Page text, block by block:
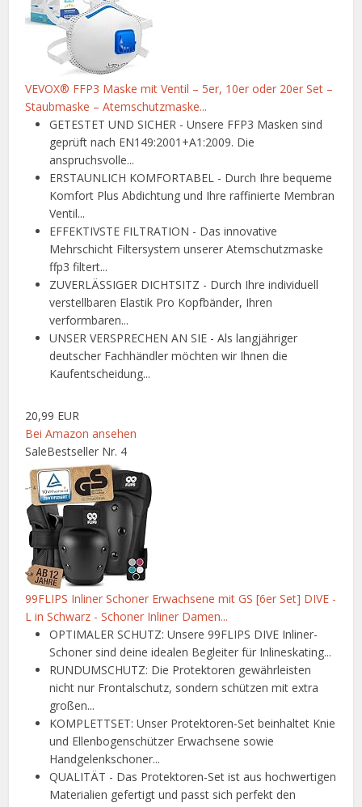
VEVOX® FFP3 Maske mit Ventil – 5er, 10er oder 20er Set –
Staubmaske – Atemschutzmaske...
GETESTET UND SICHER - Unsere FFP3 Masken sind
geprüft nach EN149:2001+A1:2009. Die
anspruchsvolle...
ERSTAUNLICH KOMFORTABEL - Durch Ihre bequeme
Komfort Plus Abdichtung und Ihre raffinierte Membran
Ventil...
EFFEKTIVSTE FILTRATION - Das innovative
Mehrschicht Filtersystem unserer Atemschutzmaske
ffp3 filtert...
ZUVERLÄSSIGER DICHTSITZ - Durch Ihre individuell
verstellbaren Elastik Pro Kopfbänder, Ihren
verformbaren...
UNSER VERSPRECHEN AN SIE - Als langjähriger
deutscher Fachhändler möchten wir Ihnen die
Kaufentscheidung...
20,99 EUR
Bei Amazon ansehen
SaleBestseller Nr. 4
99FLIPS Inliner Schoner Erwachsene mit GS [6er Set] DIVE -
L in Schwarz - Schoner Inliner Damen...
OPTIMALER SCHUTZ: Unsere 99FLIPS DIVE Inliner-
Schoner sind deine idealen Begleiter für Inlineskating...
RUNDUMSCHUTZ: Die Protektoren gewährleisten
nicht nur Frontalschutz, sondern schützen mit extra
großen...
KOMPLETTSET: Unser Protektoren-Set beinhaltet Knie
und Ellenbogenschützer Erwachsene sowie
Handgelenkschoner...
QUALITÄT - Das Protektoren-Set ist aus hochwertigen
Materialien gefertigt und passt sich perfekt den